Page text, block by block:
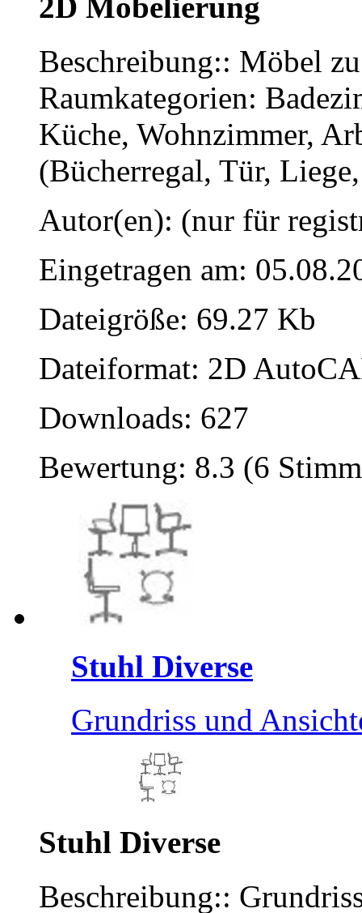
2D Möbelierung
Beschreibung:: Möbel
Raumkategorien:
Küche, Wohnzimmer,
(Bücherregal, Tür,
Autor(en): (nur für
Eingetragen am:
Dateigröße: 69.27 Kb
Dateiformat: 2D
Downloads: 627
Bewertung: 8.3 (6
Stuhl Diverse
Grundriss und
Stuhl Diverse
Beschreibung::